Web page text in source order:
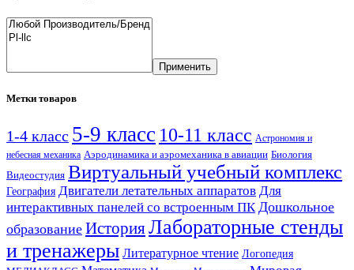
Применить
Метки товаров
1-4 класс 5-9 класс 10-11 класс Астрономия и
небесная механика Аэродинамика и аэромеханика в авиации Биология
Видеостудия Виртуальный учебный комплекс
География Двигатели летательных аппаратов Для
интерактивных панелей со встроенным ПК Дошкольное
образование ИсторияЛабораторные стенды
и тренажеры Литературное чтение Логопедия